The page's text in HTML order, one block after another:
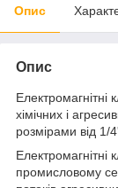
Опис
Опис
Електромагнітні
хімічних і
розмірами від 1/
Електромагнітні
промисловому